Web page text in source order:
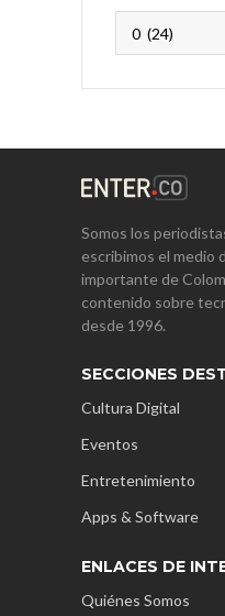
Somos los
escribimos el medio
importante de
contenido sobre
desde 1996.
SECCIONES
Cultura Digital
Eventos
Entretenimiento
Apps & Software
ENLACES DE
Quiénes Somos